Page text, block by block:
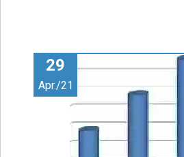
29
Apr./21